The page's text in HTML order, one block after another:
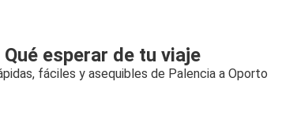
Qué esperar de tu viaje
fáciles y asequibles de Palencia a Oporto